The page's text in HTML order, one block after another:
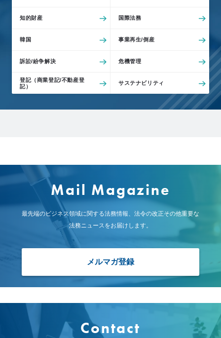
知的財産 国際法務
韓国 事業再生/倒産
訴訟/紛争解決 危機管理
登記（商業登記/不動産登
記）
サステナビリティ
Mail Magazine
最先端のビジネス領域に関する法務情報、 法令の改正その他重要な
法務ニュースをお届けします。
メルマガ登録
Contact